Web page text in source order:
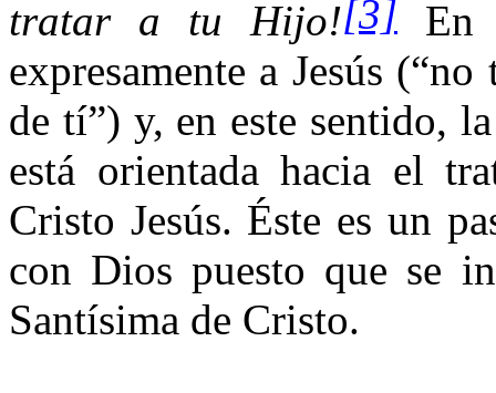
tratar a tu Hijo![3]
En
expresamente a Jesús
de tí”) y, en este sentido,
está orientada hacia el
Cristo Jesús. Éste es un
con Dios puesto que se
Santísima de Cristo.